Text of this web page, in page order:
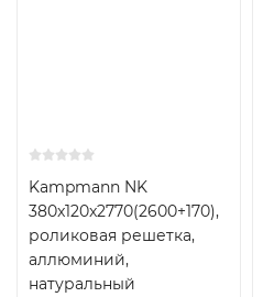
Kampmann NK
380x120x2770(2600+170),
роликовая решетка,
аллюминий,
натуральный